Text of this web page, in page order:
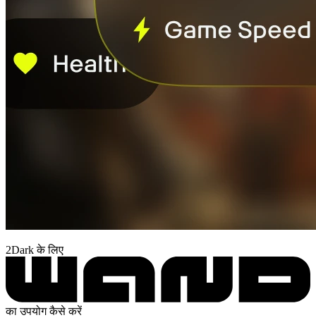
2Dark के लिए
का उपयोग कैसे करें